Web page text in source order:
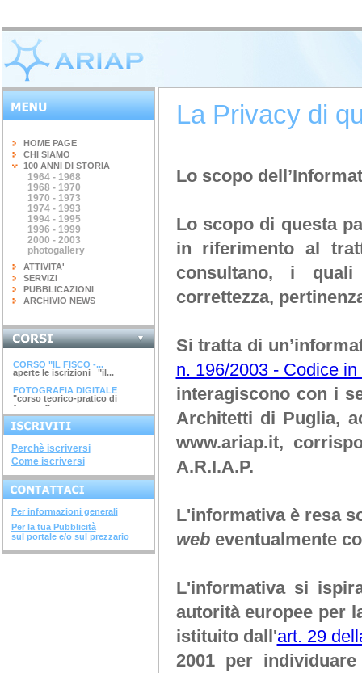
HOME PAGE
CHI SIAMO
100 ANNI DI STORIA
1964 - 1968
1968 - 1970
1970 - 1973
1974 - 1993
1994 - 1995
1996 - 1999
2000 - 2003
photogallery
ATTIVITA'
SERVIZI
PUBBLICAZIONI
ARCHIVIO NEWS
INGEGNERIA DEL...
terminato il corso di 20 ore...
CORSO "IL FISCO -...
aperte le iscrizioni "il...
FOTOGRAFIA DIGITALE
"corso teorico-pratico di
fotografia...
ARGINI, SPONDE E...
corso di 4 ore argini, spinde
e...
avviato il corso di 28 ore...
SISTEMI COSTRUTTIVI...
terminato il corso di 32 ore...
NUOVI DECRETI SU...
terminato il...
METODOLOGIE...
terminato il corso di 28...
SOVRASTRUTTURE...
terminato il corso di 12 ore...
Perchè iscriversi
Come iscriversi
Per informazioni generali
Per la tua Pubblicità
sul portale e/o sul prezzario
La Privacy di
Lo scopo
Lo scopo di questa
in riferimento al
consultano, i
correttezza,
Si tratta di
n. 196/2003 - Codice
interagiscono con i
Architetti di Puglia,
www.ariap.it,
A.R.I.A.P.
L'informativa è resa
webeventualmente
L'informativa si
autorità europee per
istituito dall'art. 29
2001 per